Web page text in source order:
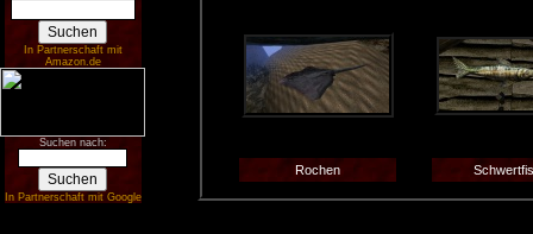
In Partnerschaft mit
Amazon.de
Suchen nach:
In Partnerschaft mit Google
Rochen